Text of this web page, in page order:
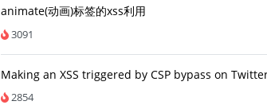
animate(动画)标签的xss利用
3091
Making an XSS triggered by CSP bypass on
2854